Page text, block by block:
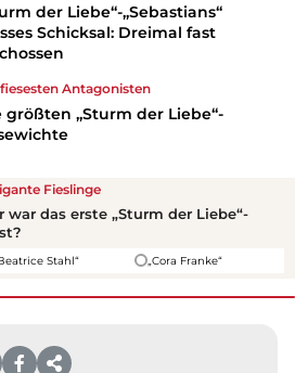
der Liebe“-„Sebastians“
Schicksal: Dreimal fast
Antagonisten
größten „Sturm der Liebe“-
Fieslinge
war das erste „Sturm der Liebe“-
Stahl“ „Cora Franke“